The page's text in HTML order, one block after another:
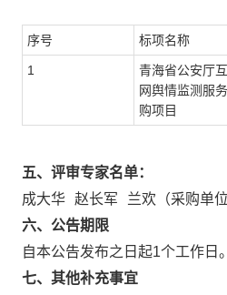
序号 标项名称
1
青海省公安厅
网舆情监测服
购项目
五、评审专家名单：
成大华 赵长军 兰欢（采购单位
六、公告期限
自本公告发布之日起1个工作日。
七、其他补充事宜